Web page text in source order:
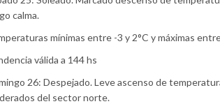
calma.
mínimas entre -3 y 2°C y máximas
válida a 144 hs
26: Despejado. Leve ascenso de
del sector norte.